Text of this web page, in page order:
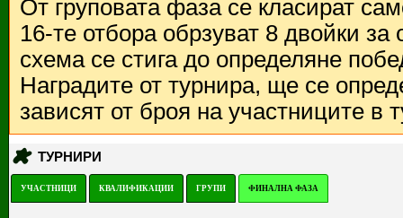
От груповата фаза се класират
16-те отбора обрзуват 8 двойки
схема се стига до определяне
Наградите от турнира, ще се
зависят от броя на участниците в
ТУРНИРИ
УЧАСТНИЦИ КВАЛИФИКАЦИИ ГРУПИ ФИНАЛНА ФАЗА